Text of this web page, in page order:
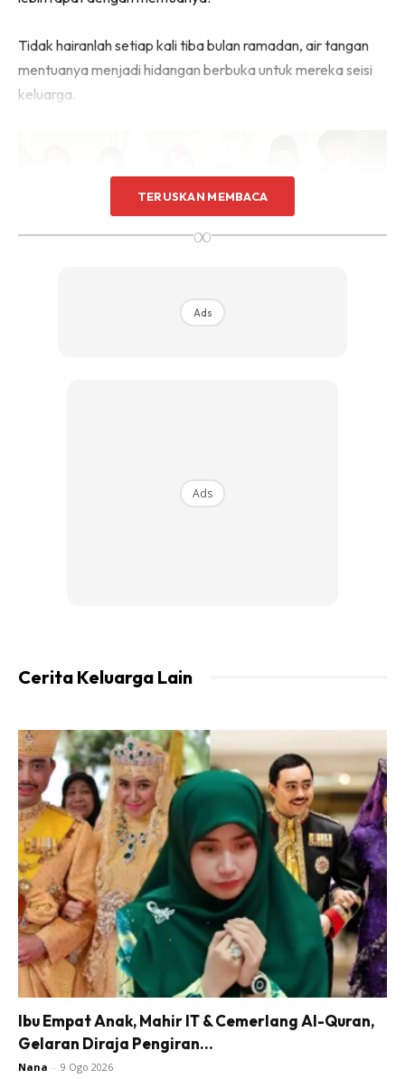
Tidak hairanlah setiap kali tiba bulan ramadan, air tangan
mentuanya menjadi hidangan berbuka untuk mereka seisi
keluarga.
“Kalau yang lama pun alhamdulillah baik. Dapat mak
mentua bagus masyaAllah untungnya,” ujar penyampai
TERUSKAN MEMBACA
∞
Ads
Ads
Cerita Keluarga Lain
Ibu Empat Anak, Mahir IT & Cemerlang Al-Quran,
Gelaran Diraja Pengiran...
Nana - 9 Ogo 2026